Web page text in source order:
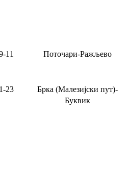
-1 1 Поточари-Ражљево
23
Брка (Малезијски пут)-
Буквик